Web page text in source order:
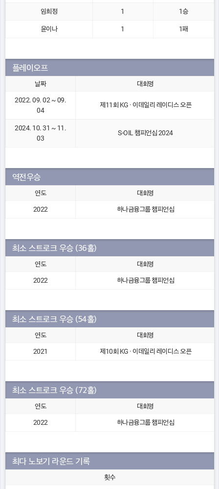
임희정 1 1승
윤이나 1 1패
플레이오프
날짜 대회명
2022. 09. 02 ~ 09.
04
제11회 KG · 이데일리 레이디스 오픈
2024. 10. 31 ~ 11.
03
S-OIL 챔피언십 2024
역전우승
연도 대회명
2022 하나금융그룹 챔피언십
최소 스트로크 우승 (36홀)
연도 대회명
2022 하나금융그룹 챔피언십
최소 스트로크 우승 (54홀)
연도 대회명
2021 제10회 KG · 이데일리 레이디스 오픈
최소 스트로크 우승 (72홀)
연도 대회명
2022 하나금융그룹 챔피언십
최다 노보기 라운드 기록
횟수